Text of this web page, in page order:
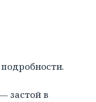
застой в